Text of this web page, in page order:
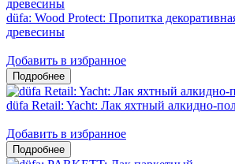
düfa: Wood Protect: Пропитка
древесины
Добавить в избранное
düfa Retail: Yacht: Лак яхтный алкидно-
Добавить в избранное